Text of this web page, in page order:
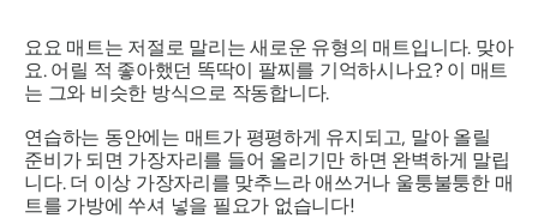
요요 매트는 저절로 말리는 새로운 유형의 매트입니다. 맞아
요. 어릴 적 좋아했던 똑딱이 팔찌를 기억하시나요? 이 매트
는 그와 비슷한 방식으로 작동합니다.
연습하는 동안에는 매트가 평평하게 유지되고, 말아 올릴
준비가 되면 가장자리를 들어 올리기만 하면 완벽하게 말립
니다. 더 이상 가장자리를 맞추느라 애쓰거나 울퉁불퉁한 매
트를 가방에 쑤셔 넣을 필요가 없습니다!